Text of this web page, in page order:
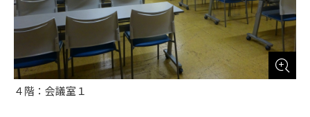
４階：会議室１